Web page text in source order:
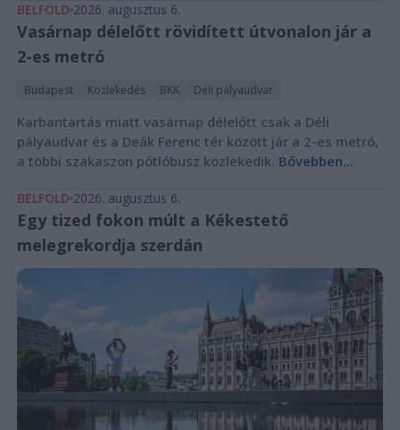
BELFÖLD 2026. augusztus 6.
Vasárnap délelőtt rövidített útvonalon jár a
2-es metró
Budapest Közlekedés BKK Déli pályaudvar
Karbantartás miatt vasárnap délelőtt csak a Déli
pályaudvar és a Deák Ferenc tér között jár a 2-es metró,
a többi szakaszon pótlóbusz közlekedik. Bővebben...
BELFÖLD 2026. augusztus 6.
Egy tized fokon múlt a Kékestető
melegrekordja szerdán